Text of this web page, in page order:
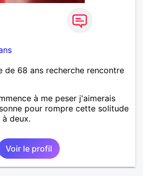
de 68 ans recherche rencontre
à me peser j'aimerais
pour rompre cette solitude
deux.
Voir le profil